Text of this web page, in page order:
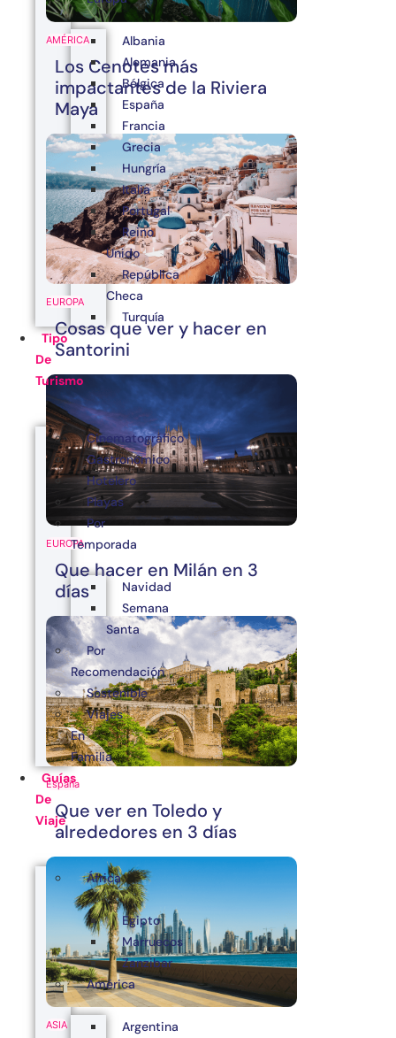
AMÉRICA
Los Cenotes más
impactantes de la Riviera
Maya
EUROPA
Cosas que ver y hacer en
Santorini
EUROPA
Que hacer en Milán en 3
días
España
Que ver en Toledo y
alrededores en 3 días
ASIA
Albania
Alemania
Bélgica
España
Francia
Grecia
Hungría
Italia
Portugal
Reino
Unido
República
Checa
Turquía
Tipo
De
Turismo
Cinematográfico
Gastronómico
Hotelero
Playas
Por
Temporada
Navidad
Semana
Santa
Por
Recomendación
Sostenible
Viajes
En
Familia
Guías
De
Viaje
África
Egipto
Marruecos
Zanzibar
América
Argentina